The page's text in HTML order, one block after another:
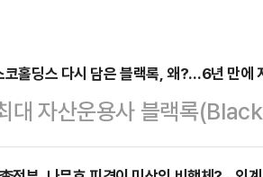
코홀딩스 다시 담은 블랙록, 왜?…6년 만에
대 자산운용사 블랙록
시 6%대로 끌어올렸다. 아